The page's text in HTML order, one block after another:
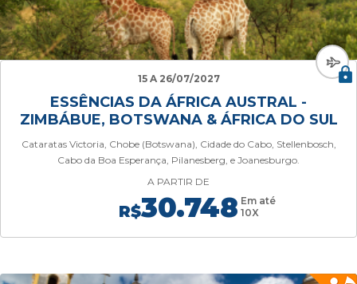
15 A 26/07/2027
ESSÊNCIAS DA ÁFRICA AUSTRAL -
ZIMBÁBUE, BOTSWANA & ÁFRICA DO SUL
Cataratas Victoria, Chobe (Botswana), Cidade do Cabo, Stellenbosch,
Cabo da Boa Esperança, Pilanesberg, e Joanesburgo.
A PARTIR DE
R$30.748 Em até
10X